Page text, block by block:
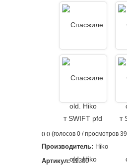
0.0 (голосов 0 / просмотров
Производитель: Hiko
Артикул:11300